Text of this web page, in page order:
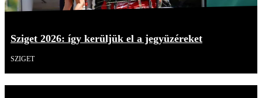
Sziget 2026: így kerüljük el a jegyüzéreket
SZIGET